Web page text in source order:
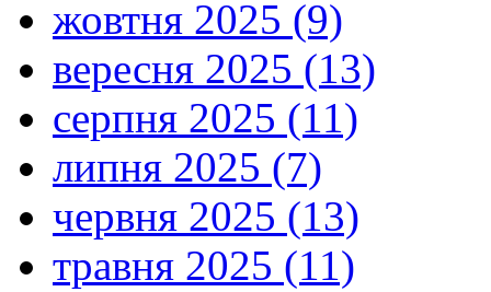
жовтня 2025 (9)
вересня 2025 (13)
серпня 2025 (11)
липня 2025 (7)
червня 2025 (13)
травня 2025 (11)